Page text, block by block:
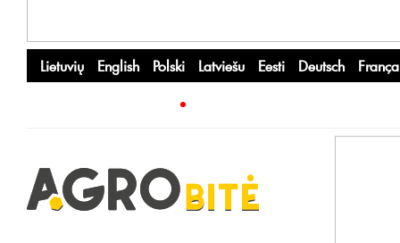
Lietuvių English Polski Latviešu Eesti Deutsch